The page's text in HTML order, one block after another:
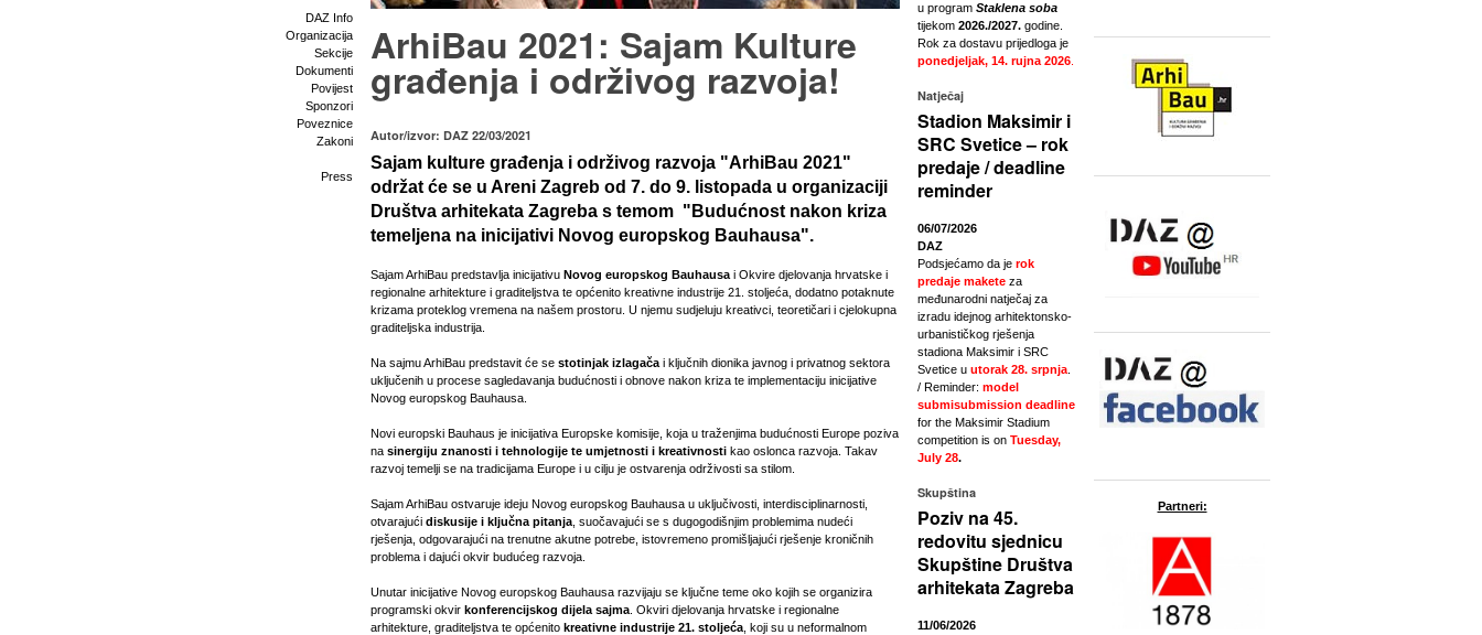
DAZ Info
Organizacija
Sekcije
Dokumenti
Povijest
Sponzori
Poveznice
Zakoni
Press
ArhiBau 2021: Sajam Kulture
građenja i održivog razvoja!
Autor/izvor: DAZ 22/03/2021
Sajam kulture građenja i održivog razvoja "ArhiBau 2021"
održat će se u Areni Zagreb od 7. do 9. listopada u organizaciji
Društva arhitekata Zagreba s temom "Budućnost nakon kriza
temeljena na inicijativi Novog europskog Bauhausa".
Sajam ArhiBau predstavlja inicijativu Novog europskog Bauhausa i Okvire djelovanja hrvatske i
regionalne arhitekture i graditeljstva te općenito kreativne industrije 21. stoljeća, dodatno potaknute
krizama proteklog vremena na našem prostoru. U njemu sudjeluju kreativci, teoretičari i cjelokupna
graditeljska industrija.
Na sajmu ArhiBau predstavit će se stotinjak izlagača i ključnih dionika javnog i privatnog sektora
uključenih u procese sagledavanja budućnosti i obnove nakon kriza te implementaciju inicijative
Novog europskog Bauhausa.
Novi europski Bauhaus je inicijativa Europske komisije, koja u traženjima budućnosti Europe poziva
na sinergiju znanosti i tehnologije te umjetnosti i kreativnosti kao oslonca razvoja. Takav
razvoj temelji se na tradicijama Europe i u cilju je ostvarenja održivosti sa stilom.
Sajam ArhiBau ostvaruje ideju Novog europskog Bauhausa u uključivosti, interdisciplinarnosti,
otvarajući diskusije i ključna pitanja , suočavajući se s dugogodišnjim problemima nudeći
rješenja, odgovarajući na trenutne akutne potrebe, istovremeno promišljajući rješenje kroničnih
problema i dajući okvir budućeg razvoja.
Unutar inicijative Novog europskog Bauhausa razvijaju se ključne teme oko kojih se organizira
programski okvir konferencijskog dijela sajma . Okviri djelovanja hrvatske i regionalne
arhitekture, graditeljstva te općenito kreativne industrije 21. stoljeća , koji su u neformalnom
u program Staklena soba
tijekom 2026./2027. godine.
Rok za dostavu prijedloga je
ponedjeljak, 14. rujna 2026
Natječaj
Stadion Maksimir i
SRC Svetice – rok
predaje / deadline
reminder
06/07/2026
DAZ
Podsjećamo da je rok
predaje makete za
međunarodni natječaj za
izradu idejnog arhitektonsko-
urbanističkog rješenja
stadiona Maksimir i SRC
Svetice u utorak 28. srpnja
/ Reminder: model
submisubmission deadline
for the Maksimir Stadium
competition is on Tuesday,
July 28.
Skupština
Poziv na 45.
redovitu sjednicu
Skupštine Društva
arhitekata Zagreba
11/06/2026
Partneri: